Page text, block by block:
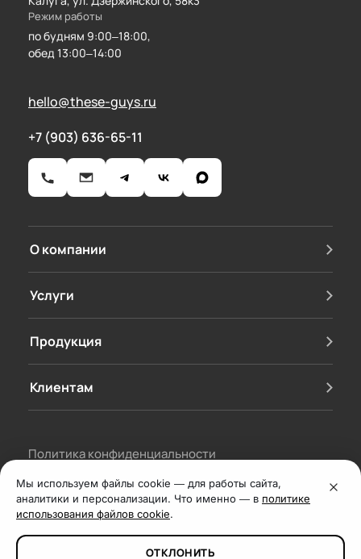
Режим работы
по будням 9:00–18:00,
обед 13:00–14:00
hello@these-guys.ru
+7 (903) 636-65-11
О компании
Услуги
Продукция
Клиентам
Политика конфиденциальности
Согласие на обработку персональных данных
Договор-оферта
Мы используем файлы cookie — для работы сайта,
аналитики и персонализации. Что именно — в политике
использования файлов cookie.
ОТКЛОНИТЬ